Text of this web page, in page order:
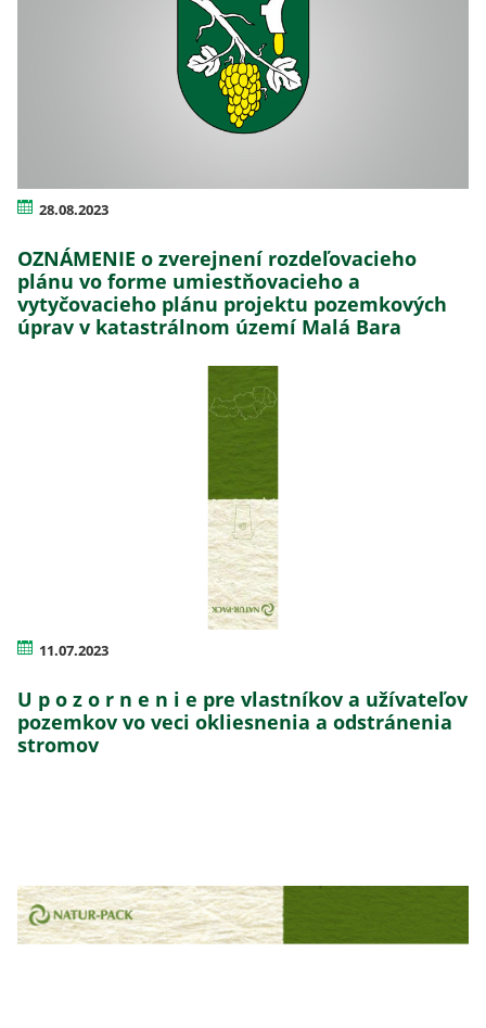
28.08.2023
OZNÁMENIE o zverejnení rozdeľovacieho
plánu vo forme umiestňovacieho a
vytyčovacieho plánu projektu pozemkových
úprav v katastrálnom území Malá Bara
11.07.2023
U p o z o r n e n i e pre vlastníkov a užívateľov
pozemkov vo veci okliesnenia a odstránenia
stromov